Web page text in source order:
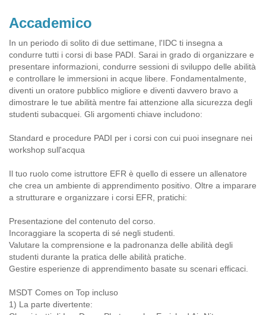
Accademico
In un periodo di solito di due settimane, l'IDC ti insegna a
condurre tutti i corsi di base PADI. Sarai in grado di organizzare e
presentare informazioni, condurre sessioni di sviluppo delle abilità
e controllare le immersioni in acque libere. Fondamentalmente,
diventi un oratore pubblico migliore e diventi davvero bravo a
dimostrare le tue abilità mentre fai attenzione alla sicurezza degli
studenti subacquei. Gli argomenti chiave includono:
Standard e procedure PADI per i corsi con cui puoi insegnare nei
workshop sull'acqua
Il tuo ruolo come istruttore EFR è quello di essere un allenatore
che crea un ambiente di apprendimento positivo. Oltre a imparare
a strutturare e organizzare i corsi EFR, pratichi:
Presentazione del contenuto del corso.
Incoraggiare la scoperta di sé negli studenti.
Valutare la comprensione e la padronanza delle abilità degli
studenti durante la pratica delle abilità pratiche.
Gestire esperienze di apprendimento basate su scenari efficaci.
MSDT Comes on Top incluso
1) La parte divertente: